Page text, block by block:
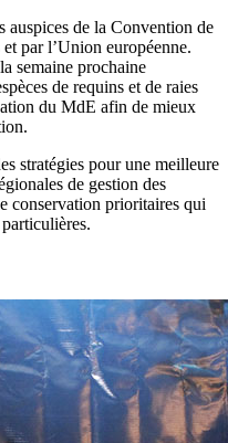
auspices de la Convention de
par l’Union européenne.
semaine prochaine
de requins et de raies
du MdE afin de mieux
stratégies pour une meilleure
de gestion des
conservation prioritaires qui